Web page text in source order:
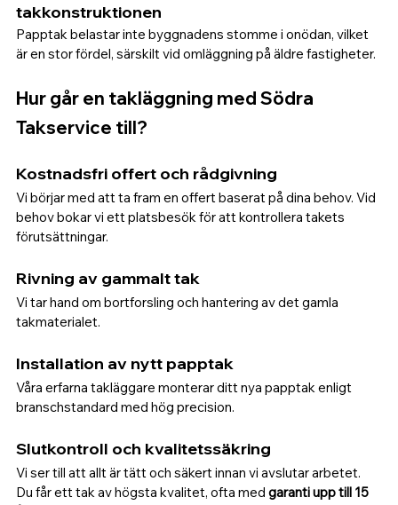
takkonstruktionen
Papptak belastar inte byggnadens stomme i onödan, vilket
är en stor fördel, särskilt vid omläggning på äldre fastigheter.
Hur går en takläggning med Södra
Takservice till?
Kostnadsfri offert och rådgivning
Vi börjar med att ta fram en offert baserat på dina behov. Vid
behov bokar vi ett platsbesök för att kontrollera takets
förutsättningar.
Rivning av gammalt tak
Vi tar hand om bortforsling och hantering av det gamla
takmaterialet.
Installation av nytt papptak
Våra erfarna takläggare monterar ditt nya papptak enligt
branschstandard med hög precision.
Slutkontroll och kvalitetssäkring
Vi ser till att allt är tätt och säkert innan vi avslutar arbetet.
Du får ett tak av högsta kvalitet, ofta med garanti upp till 15